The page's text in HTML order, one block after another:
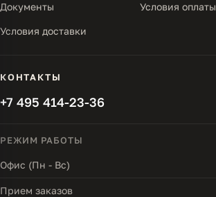
Документы Условия оплаты
Условия доставки
КОНТАКТЫ
+7 495 414-23-36
РЕЖИМ РАБОТЫ
Офис (Пн - Вс)
Прием заказов